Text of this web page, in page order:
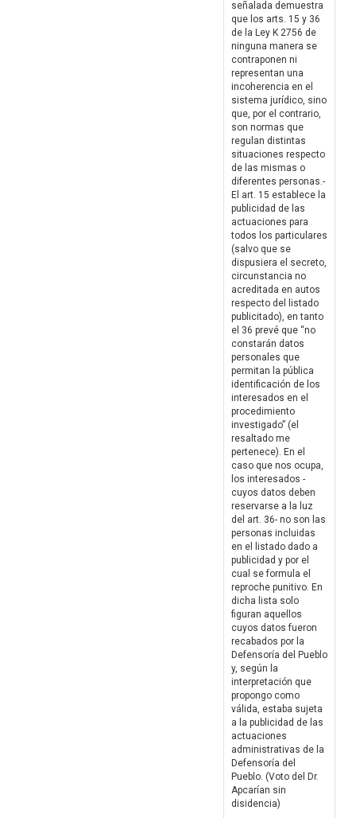
señalada demuestra
que los arts. 15 y 36
de la Ley K 2756 de
ninguna manera se
contraponen ni
representan una
incoherencia en el
sistema jurídico, sino
que, por el contrario,
son normas que
regulan distintas
situaciones respecto
de las mismas o
diferentes personas.-
El art. 15 establece la
publicidad de las
actuaciones para
todos los particulares
(salvo que se
dispusiera el secreto,
circunstancia no
acreditada en autos
respecto del listado
publicitado), en tanto
el 36 prevé que “no
constarán datos
personales que
permitan la pública
identificación de los
interesados en el
procedimiento
investigado” (el
resaltado me
pertenece). En el
caso que nos ocupa,
los interesados -
cuyos datos deben
reservarse a la luz
del art. 36- no son las
personas incluidas
en el listado dado a
publicidad y por el
cual se formula el
reproche punitivo. En
dicha lista solo
figuran aquellos
cuyos datos fueron
recabados por la
Defensoría del Pueblo
y, según la
interpretación que
propongo como
válida, estaba sujeta
a la publicidad de las
actuaciones
administrativas de la
Defensoría del
Pueblo. (Voto del Dr.
Apcarían sin
disidencia)